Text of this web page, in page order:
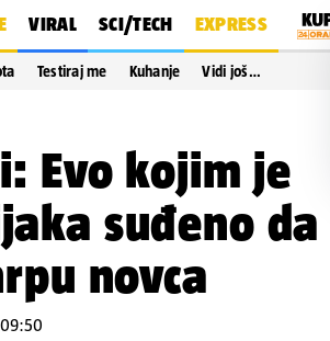
VIRAL SCI/TECH EXPRESS
Testiraj me Kuhanje Vidi još…
Evo kojim je
suđeno da
novca